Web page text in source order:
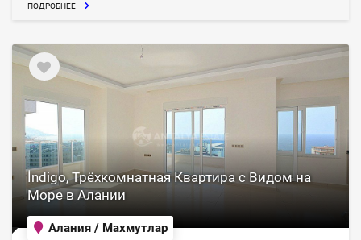
ПОДРОБНЕЕ
İndigo, Трёхкомнатная Квартира с Видом на
Море в Алании
Алания / Махмутлар